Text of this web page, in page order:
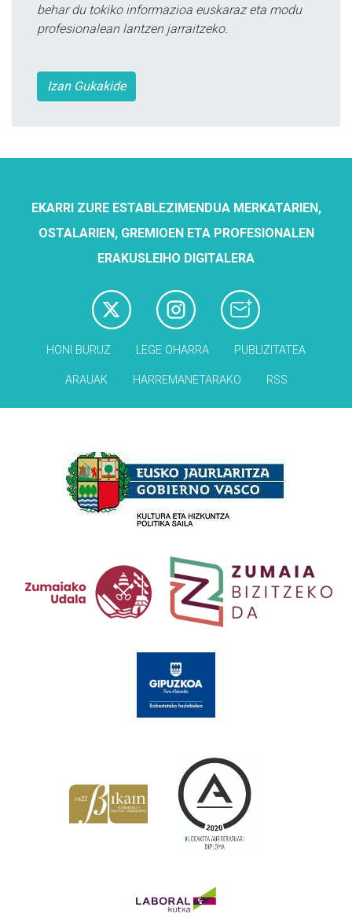
behar du tokiko informazioa euskaraz eta modu
profesionalean lantzen jarraitzeko.
Izan Gukakide
EKARRI ZURE ESTABLEZIMENDUA MERKATARIEN,
OSTALARIEN, GREMIOEN ETA PROFESIONALEN
ERAKUSLEIHO DIGITALERA
HONI BURUZ LEGE OHARRA PUBLIZITATEA
ARAUAK HARREMANETARAKO RSS